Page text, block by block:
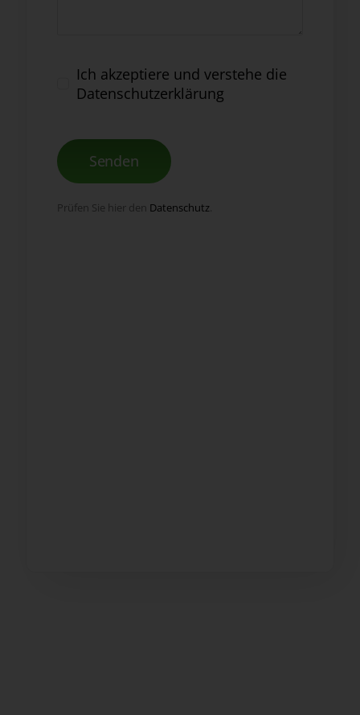
Ich akzeptiere und verstehe die
Datenschutzerklärung
Senden
Prüfen Sie hier den Datenschutz.